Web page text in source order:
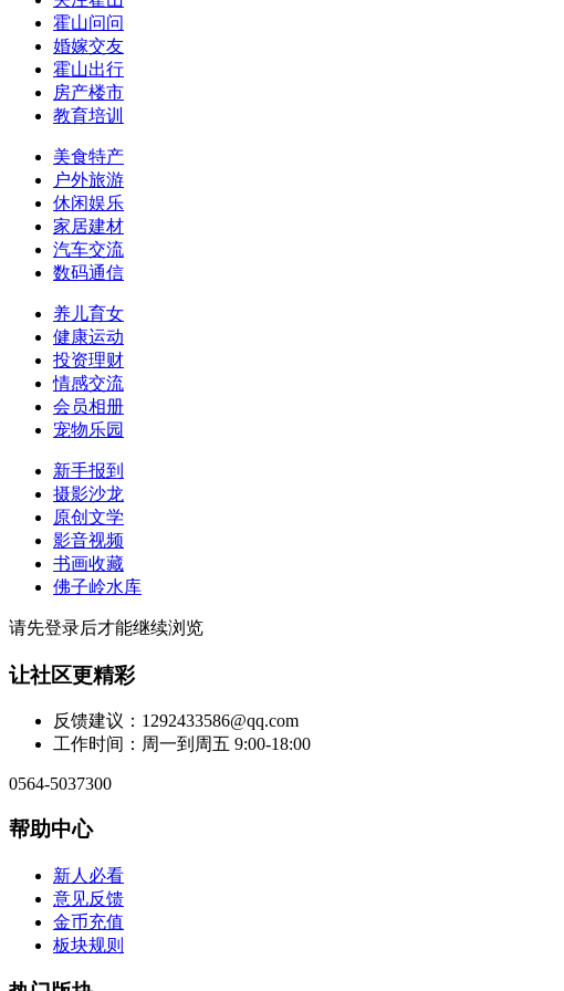
霍山问问
婚嫁交友
霍山出行
房产楼市
教育培训
美食特产
户外旅游
休闲娱乐
家居建材
汽车交流
数码通信
养儿育女
健康运动
投资理财
情感交流
会员相册
宠物乐园
新手报到
摄影沙龙
原创文学
影音视频
书画收藏
佛子岭水库
请先登录后才能继续浏览
让社区更精彩
反馈建议：1292433586@qq.com
工作时间：周一到周五 9:00-18:00
0564-5037300
帮助中心
新人必看
意见反馈
金币充值
板块规则